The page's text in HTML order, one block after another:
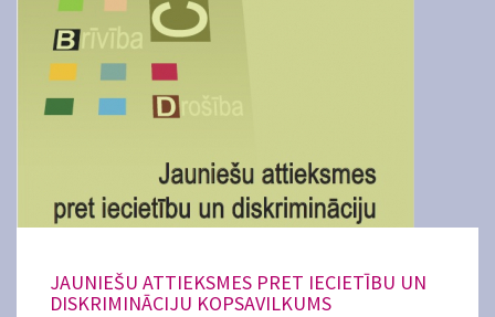
JAUNIEŠU ATTIEKSMES PRET IECIETĪBU UN
DISKRIMINĀCIJU KOPSAVILKUMS